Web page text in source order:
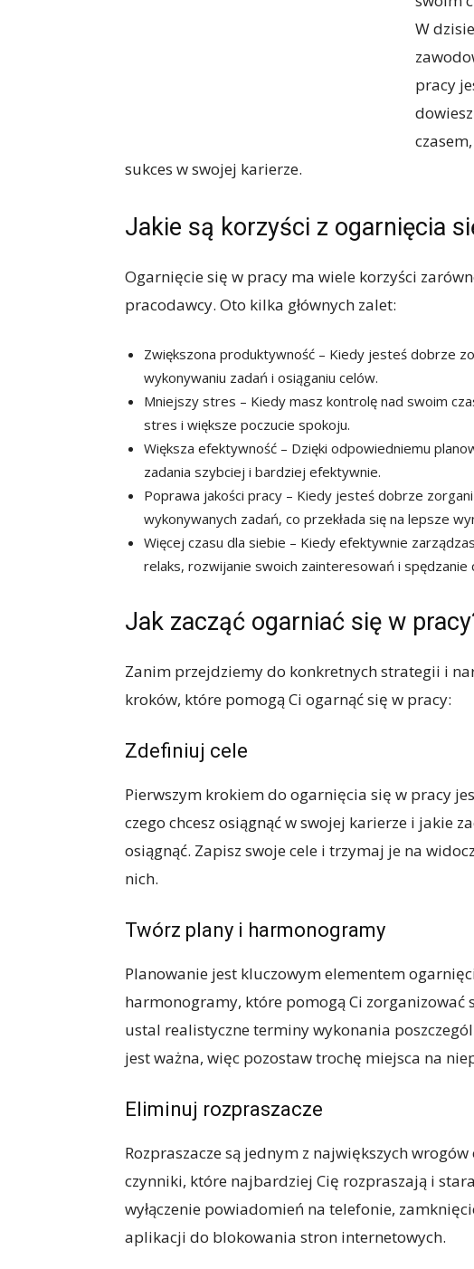
W
pracy
sukces w swojej karierze.
Jakie są korzyści z ogarnięcia
Ogarnięcie się w pracy ma wiele korzyści
pracodawcy. Oto kilka głównych zalet:
Zwiększona produktywność – Kiedy jesteś dobrze
wykonywaniu zadań i osiąganiu celów.
Mniejszy stres – Kiedy masz kontrolę nad swoim
stres i większe poczucie spokoju.
Większa efektywność – Dzięki odpowiedniemu
zadania szybciej i bardziej efektywnie.
Poprawa jakości pracy – Kiedy jesteś dobrze
wykonywanych zadań, co przekłada się na lepsze
Więcej czasu dla siebie – Kiedy efektywnie
relaks, rozwijanie swoich zainteresowań i spędzanie
Jak zacząć ogarniać się w
Zanim przejdziemy do konkretnych strategii i
kroków, które pomogą Ci ogarnąć się w pracy:
Zdefiniuj cele
Pierwszym krokiem do ogarnięcia się w pracy
czego chcesz osiągnąć w swojej karierze i jakie
osiągnąć. Zapisz swoje cele i trzymaj je na
nich.
Twórz plany i harmonogramy
Planowanie jest kluczowym elementem
harmonogramy, które pomogą Ci zorganizować
ustal realistyczne terminy wykonania
jest ważna, więc pozostaw trochę miejsca na
Eliminuj rozpraszacze
Rozpraszacze są jednym z największych
czynniki, które najbardziej Cię rozpraszają i
wyłączenie powiadomień na telefonie,
aplikacji do blokowania stron internetowych.